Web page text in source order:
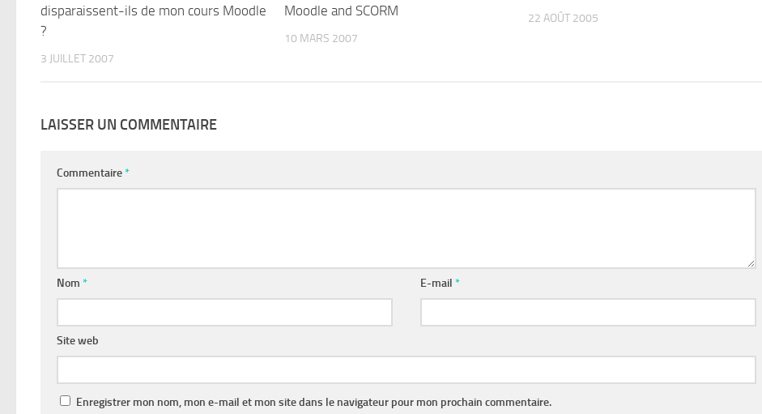
disparaissent-ils de mon cours Moodle
?
3 JUILLET 2007
Moodle and SCORM
10 MARS 2007
22 AOÛT 2005
LAISSER UN COMMENTAIRE
Commentaire*
Nom * E-mail*
Site web
Enregistrer mon nom, mon e-mail et mon site dans le navigateur pour mon prochain commentaire.